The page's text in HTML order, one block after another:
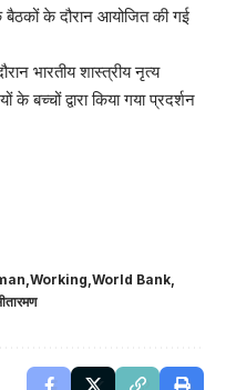
बैठकों के दौरान आयोजित की गई
भारतीय शास्त्रीय नृत्य
के बच्चों द्वारा किया गया प्रदर्शन
Working World Bank